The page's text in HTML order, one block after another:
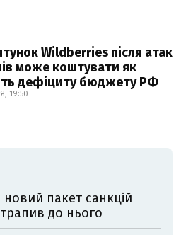
Wildberries після атак
може коштувати як
дефіциту бюджету РФ
19:50
пакет санкцій
до нього